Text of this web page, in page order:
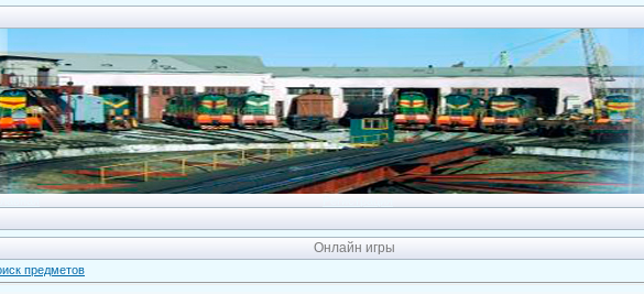
Онлайн игры
предметов